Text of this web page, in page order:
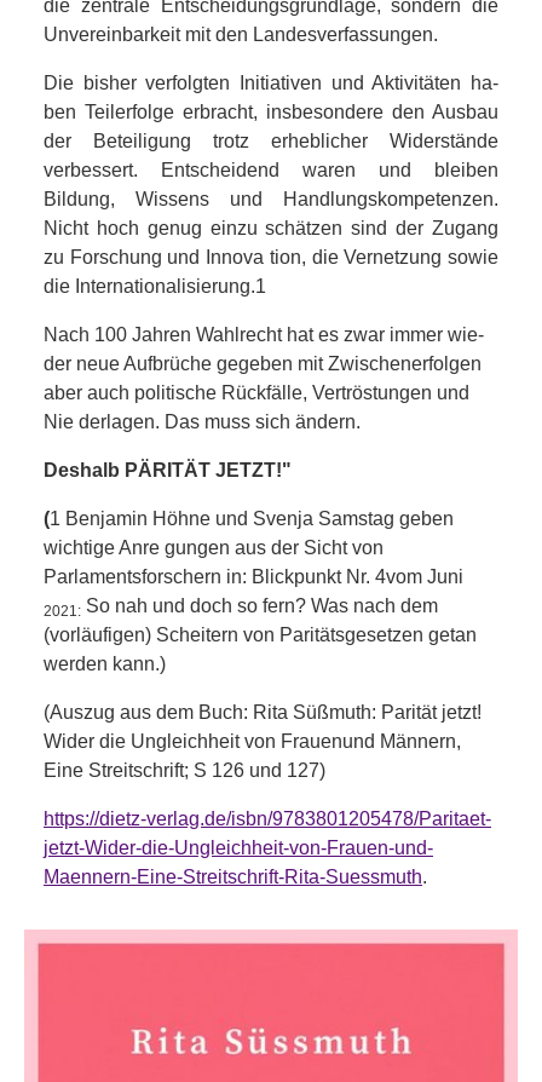
die zentrale Entscheidungsgrundlage, sondern die
Unvereinbarkeit mit den Landesverfassungen.
Die bisher verfolgten Initiativen und Aktivitäten ha­
ben Teilerfolge erbracht, insbesondere den Ausbau
der Beteiligung trotz erheblicher Widerstände
verbessert. Entscheidend waren und bleiben
Bildung, Wissens­ und Handlungskompetenzen.
Nicht hoch genug einzu­ schätzen sind der Zugang
zu Forschung und Innova­ tion, die Vernetzung sowie
die Internationalisierung.1
Nach 100 Jahren Wahlrecht hat es zwar immer wie­
der neue Aufbrüche gegeben mit Zwischenerfolgen
aber auch politische Rückfälle, Vertröstungen und
Nie­ derlagen. Das muss sich ändern.
Deshalb PÄRITÄT JETZT!"
(1 Benjamin Höhne und Svenja Samstag geben
wichtige Anre­ gungen aus der Sicht von
Parlamentsforschern in: Blickpunkt Nr. 4vom Juni
2021: So nah und doch so fern? Was nach dem
(vorläufigen) Scheitern von Paritätsgesetzen getan
werden kann.)
(Auszug aus dem Buch: Rita Süßmuth: Parität jetzt!
Wider die Ungleichheit von Frauenund Männern,
Eine Streitschrift; S 126 und 127)
https://dietz-verlag.de/isbn/9783801205478/Paritaet-
jetzt-Wider-die-Ungleichheit-von-Frauen-und-
Maennern-Eine-Streitschrift-Rita-Suessmuth.